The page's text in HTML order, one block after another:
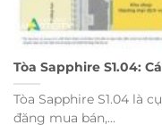
Tòa Sapphire S1.04:
Tòa Sapphire S1.04 là
đăng mua bán,...